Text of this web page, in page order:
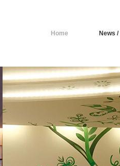
Home News